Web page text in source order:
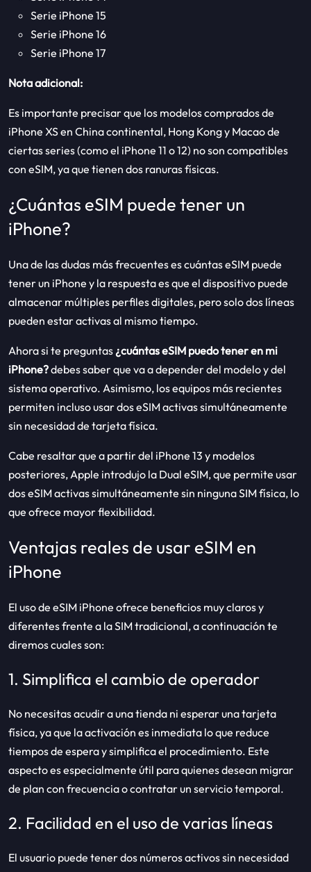
Serie iPhone 15
Serie iPhone 16
Serie iPhone 17
Nota adicional:
Es importante precisar que los modelos comprados de
iPhone XS en China continental, Hong Kong y Macao de
ciertas series (como el iPhone 11 o 12) no son compatibles
con eSIM, ya que tienen dos ranuras físicas.
¿Cuántas eSIM puede tener un
iPhone?
Una de las dudas más frecuentes es cuántas eSIM puede
tener un iPhone y la respuesta es que el dispositivo puede
almacenar múltiples perfiles digitales, pero solo dos líneas
pueden estar activas al mismo tiempo.
Ahora si te preguntas¿cuántas eSIM puedo tener en mi
iPhone?debes saber que va a depender del modelo y del
sistema operativo. Asimismo, los equipos más recientes
permiten incluso usar dos eSIM activas simultáneamente
sin necesidad de tarjeta física.
Cabe resaltar que a partir del iPhone 13 y modelos
posteriores, Apple introdujo la Dual eSIM, que permite usar
dos eSIM activas simultáneamente sin ninguna SIM física, lo
que ofrece mayor flexibilidad.
Ventajas reales de usar eSIM en
iPhone
El uso de eSIM iPhone ofrece beneficios muy claros y
diferentes frente a la SIM tradicional, a continuación te
diremos cuales son:
1. Simplifica el cambio de operador
No necesitas acudir a una tienda ni esperar una tarjeta
física, ya que la activación es inmediata lo que reduce
tiempos de espera y simplifica el procedimiento. Este
aspecto es especialmente útil para quienes desean migrar
de plan con frecuencia o contratar un servicio temporal.
2. Facilidad en el uso de varias líneas
El usuario puede tener dos números activos sin necesidad